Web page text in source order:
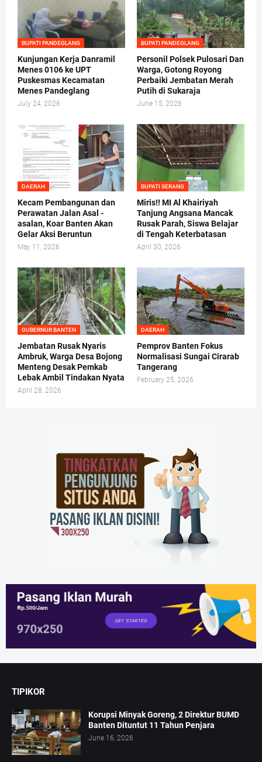
BUPATI PANDEGLANG
Kunjungan Kerja Danramil
Menes 0106 ke UPT
Puskesmas Kecamatan
Menes Pandeglang
July 24, 2026
BUPATI PANDEGLANG
Personil Polsek Pulosari Dan
Warga, Gotong Royong
Perbaiki Jembatan Merah
Putih di Sukaraja
June 15, 2026
DAERAH
Kecam Pembangunan dan
Perawatan Jalan Asal -
asalan, Koar Banten Akan
Gelar Aksi Beruntun
May 11, 2026
BUPATI SERANG
Miris!! MI Al Khairiyah
Tanjung Angsana Mancak
Rusak Parah, Siswa Belajar
di Tengah Keterbatasan
April 30, 2026
GUBERNUR BANTEN
Jembatan Rusak Nyaris
Ambruk, Warga Desa Bojong
Menteng Desak Pemkab
Lebak Ambil Tindakan Nyata
April 28, 2026
DAERAH
Pemprov Banten Fokus
Normalisasi Sungai Cirarab
Tangerang
February 25, 2026
TIPIKOR
Korupsi Minyak Goreng, 2 Direktur BUMD
Banten Dituntut 11 Tahun Penjara
June 16, 2026